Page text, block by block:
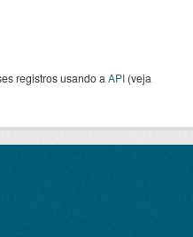
registros usando a API (veja